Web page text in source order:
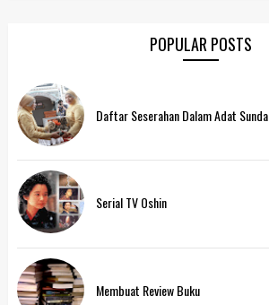
POPULAR POSTS
Daftar Seserahan Dalam Adat Sunda
Serial TV Oshin
Membuat Review Buku